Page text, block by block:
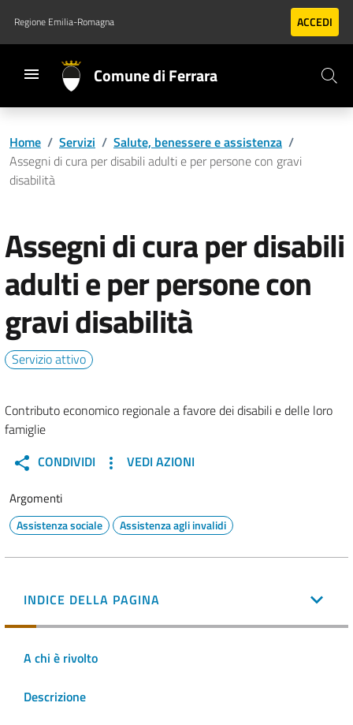
Vai al contenuto principale
Vai al footer
Regione Emilia-Romagna ACCEDI
Comune di Ferrara
Home / Servizi / Salute, benessere e assistenza /
Assegni di cura per disabili adulti e per persone con gravi
disabilità
Assegni di cura per disabili
adulti e per persone con
gravi disabilità
Servizio attivo
Contributo economico regionale a favore dei disabili e delle loro
famiglie
CONDIVIDI
VEDI AZIONI
Argomenti
Assistenza sociale Assistenza agli invalidi
INDICE DELLA PAGINA
A chi è rivolto
Descrizione